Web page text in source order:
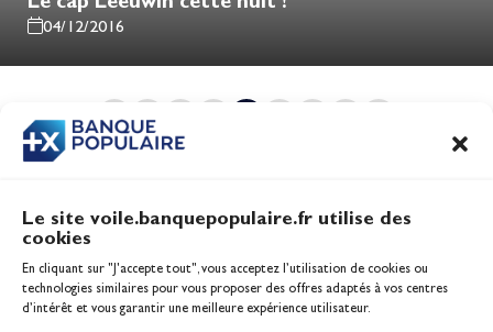
Le site voile.banquepopulaire.fr utilise des
cookies
En cliquant sur "J'accepte tout", vous acceptez l’utilisation de cookies ou
technologies similaires pour vous proposer des offres adaptés à vos centres
d’intérêt et vous garantir une meilleure expérience utilisateur.
04/12/2016
1 …
Inscription serveur média
Contact